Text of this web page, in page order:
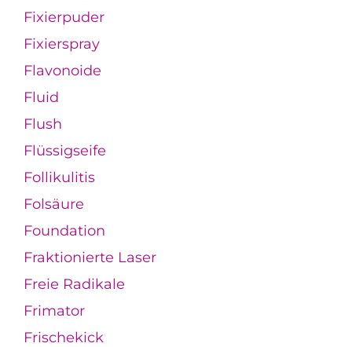
Fixierpuder
Fixierspray
Flavonoide
Fluid
Flush
Flüssigseife
Follikulitis
Folsäure
Foundation
Fraktionierte Laser
Freie Radikale
Frimator
Frischekick